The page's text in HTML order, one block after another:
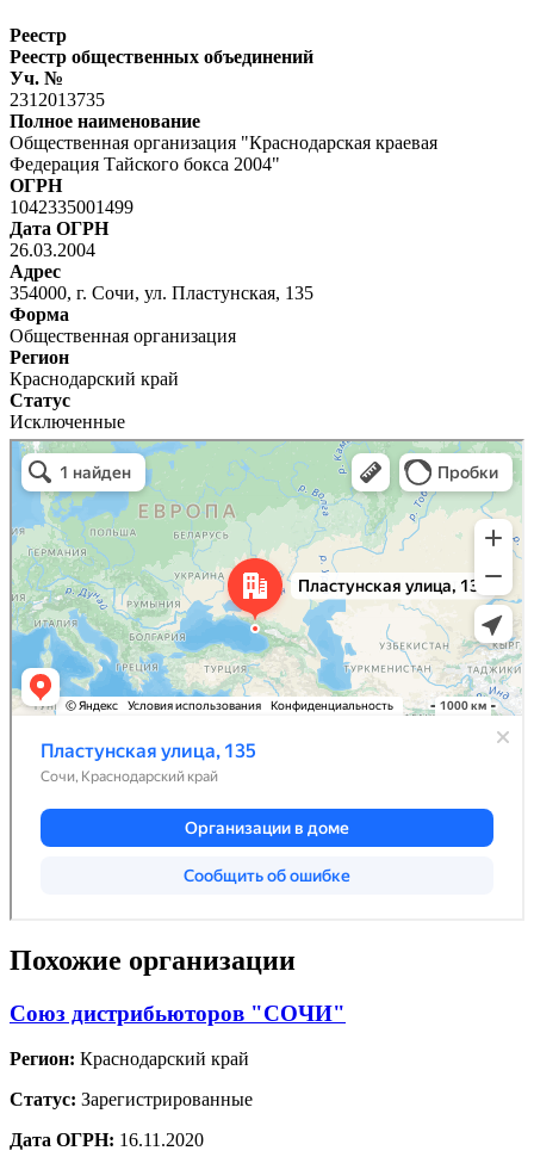
Реестр
Реестр общественных объединений
Уч. №
2312013735
Полное наименование
Общественная организация "Краснодарская краевая
Федерация Тайского бокса 2004"
ОГРН
1042335001499
Дата ОГРН
26.03.2004
Адрес
354000, г. Сочи, ул. Пластунская, 135
Форма
Общественная организация
Регион
Краснодарский край
Статус
Исключенные
Похожие организации
Союз дистрибьюторов "СОЧИ"
Регион: Краснодарский край
Статус: Зарегистрированные
Дата ОГРН: 16.11.2020